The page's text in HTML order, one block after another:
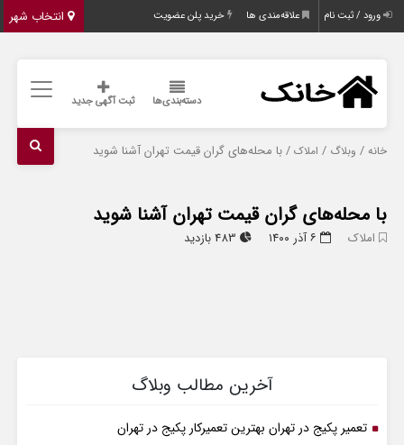
انتخاب شهر ورود / ثبت نام علاقه‌مندی ها خرید پلن عضویت
دسته‌بندی‌ها ثبت آگهی جدید
خانه / وبلاگ / املاک / با محله‌های گران قیمت تهران آشنا شوید
با محله‌های گران قیمت تهران آشنا شوید
املاک
آخرین مطالب وبلاگ
تعمیر پکیج در تهران بهترین تعمیرکار پکیج در تهران